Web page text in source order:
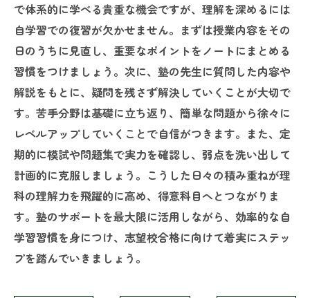
で体系的に学べる貴重な機会ですが、理解を深めるには
自学習での復習が欠かせません。まずは授業内容をその
日のうちに見直し、重要なポイントをノートにまとめる
習慣をつけましょう。次に、塾の先生に質問した内容や
解説をもとに、疑問を残さず解決していくことが大切で
す。苦手分野は基礎に立ち返り、簡単な問題から徐々に
レベルアップしていくことで自信がつきます。また、定
期的に模試や問題集で実力を確認し、弱点を洗い出して
計画的に克服しましょう。こうした日々の積み重ねが理
科の理解力を飛躍的に高め、得意科目へとつながりま
す。塾のサポートを最大限に活用しながら、効率的な自
学習習慣を身につけ、志望校合格に向けて着実にステッ
プを踏んでいきましょう。